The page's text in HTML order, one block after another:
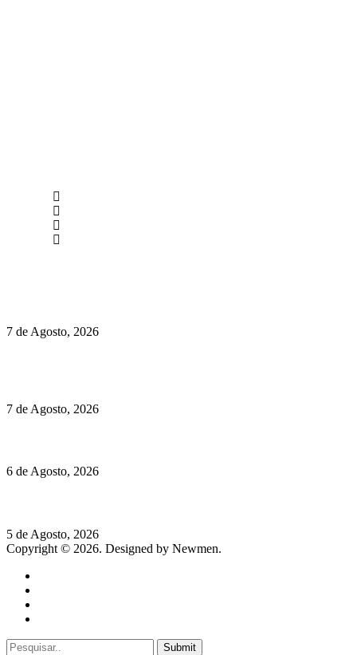
7 de Agosto, 2026
7 de Agosto, 2026
6 de Agosto, 2026
5 de Agosto, 2026
Copyright © 2026. Designed by Newmen.
Submit